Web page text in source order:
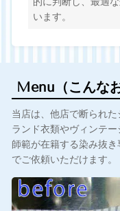
います。
Menu （こんな
当店は、他店で断られ
ランド衣類やヴィンテ
師範が在籍する染み抜
でご依頼いただけます。